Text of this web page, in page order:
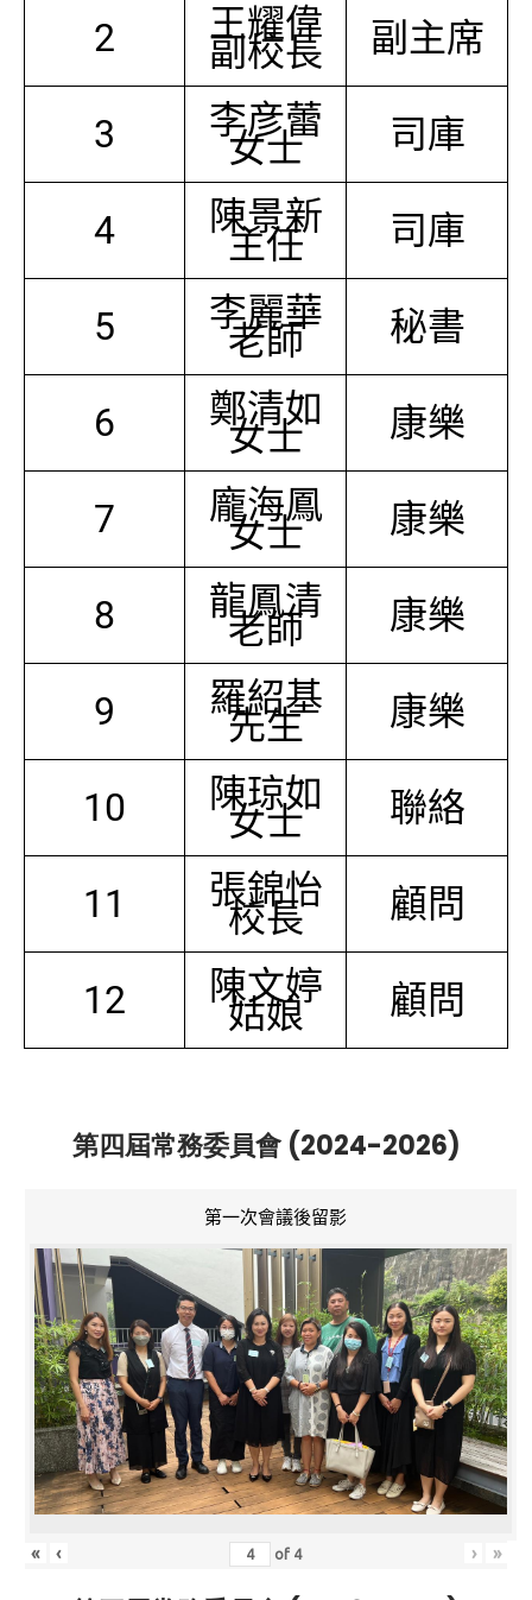
2 王耀偉
副校長 副主席
3 李彦蕾
女士 司庫
4 陳景新
主任 司庫
5 李麗華
老師 秘書
6 鄭清如
女士 康樂
7 龐海鳳
女士 康樂
8 龍鳳清
老師 康樂
9 羅紹基
先生 康樂
10 陳琼如
女士 聯絡
11 張錦怡
校長 顧問
12 陳文婷
姑娘 顧問
第四屆常務委員會 (2024-2026)
第一次會議後留影
« ‹ of 4 › »